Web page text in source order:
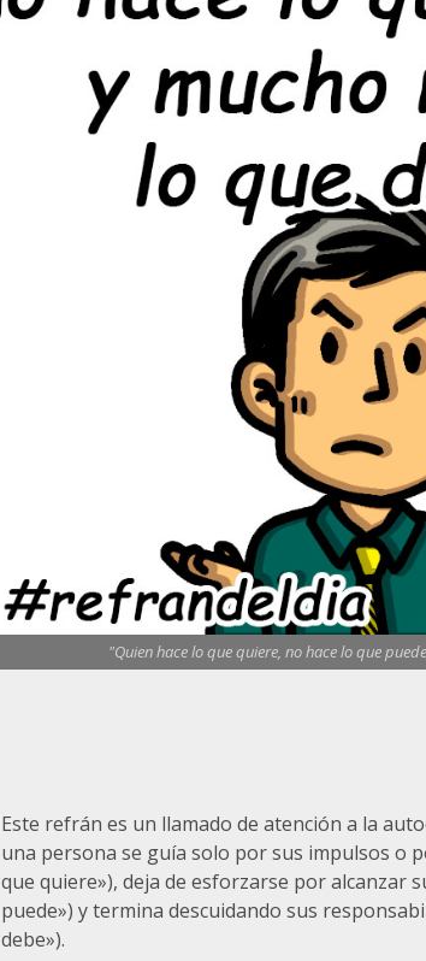
"Quien hace lo que quiere, no hace lo que
Este refrán es un llamado de atención a la
una persona se guía solo por sus impulsos o
que quiere»), deja de esforzarse por alcanzar
puede») y termina descuidando sus
debe»).